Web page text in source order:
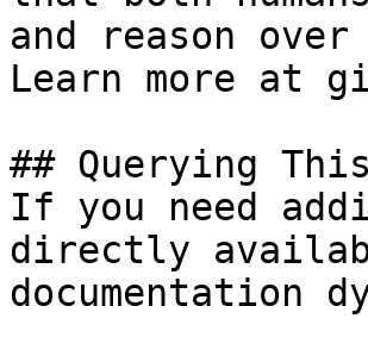
and reason
Learn more at
## Querying
If you need
directly
documentation